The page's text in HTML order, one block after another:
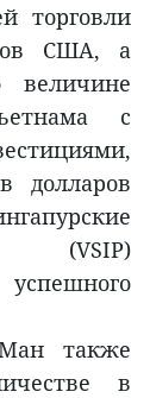
торговли
США, а
величине
с
долларов
(VSIP)
также
в